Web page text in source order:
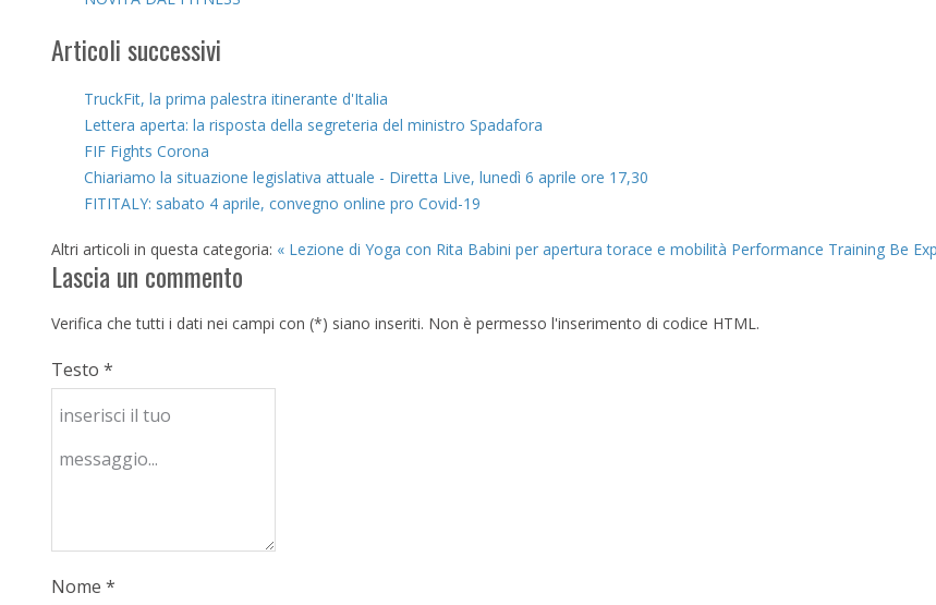
Articoli successivi
TruckFit, la prima palestra itinerante d'Italia
Lettera aperta: la risposta della segreteria del ministro Spadafora
FIF Fights Corona
Chiariamo la situazione legislativa attuale - Diretta Live, lunedì 6 aprile ore 17,30
FITITALY: sabato 4 aprile, convegno online pro Covid-19
Altri articoli in questa categoria: « Lezione di Yoga con Rita Babini per apertura torace e mobilità Performance Training Be
Lascia un commento
Verifica che tutti i dati nei campi con (*) siano inseriti. Non è permesso l'inserimento di codice HTML.
Testo *
Nome *